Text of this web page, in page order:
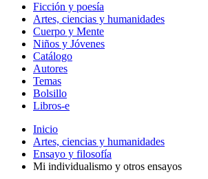
Ficción y poesía
Artes, ciencias y humanidades
Cuerpo y Mente
Niños y Jóvenes
Catálogo
Autores
Temas
Bolsillo
Libros-e
Inicio
Artes, ciencias y humanidades
Ensayo y filosofía
Mi individualismo y otros ensayos